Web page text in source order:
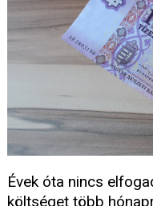
Évek óta nincs
költséget több